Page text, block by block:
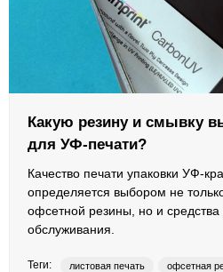
Лакировальные полотна
Триадные краски
Лаки
Поддекельные материалы
Полотна для автоматической
Какую резину и смывку
для УФ-печати?
Качество печати упаковки УФ-
определяется выбором не
офсетной резины, но и
обслуживания.
Теги: листовая печать офсетная